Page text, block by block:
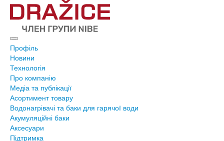
Профіль
Новини
Технологія
Про компанію
Медіа та публікації
Асортимент товару
Водонагрівачі та баки для гарячої води
Акумуляційні баки
Аксесуари
Підтримка